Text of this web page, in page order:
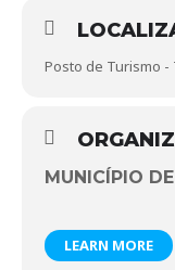
Posto de Turismo -
MUNICÍPIO
LEARN MORE